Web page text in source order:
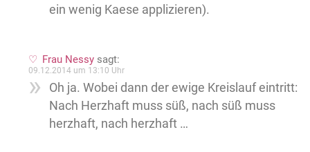
ein wenig Kaese applizieren).
Frau Nessy sagt:
09.12.2014 um 13:10 Uhr
Oh ja. Wobei dann der ewige Kreislauf eintritt:
Nach Herzhaft muss süß, nach süß muss
herzhaft, nach herzhaft …